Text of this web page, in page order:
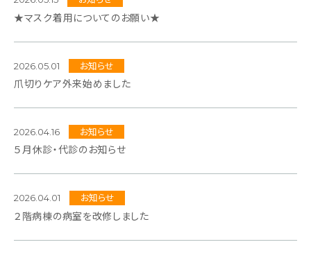
★マスク着用についてのお願い★
2026.05.01 お知らせ
爪切りケア外来始めました
2026.04.16 お知らせ
５月休診・代診のお知らせ
2026.04.01 お知らせ
２階病棟の病室を改修しました